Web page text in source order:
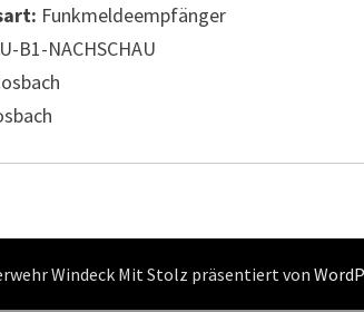
Funkmeldeempfänger
B1-NACHSCHAU
Windeck Mit Stolz präsentiert von